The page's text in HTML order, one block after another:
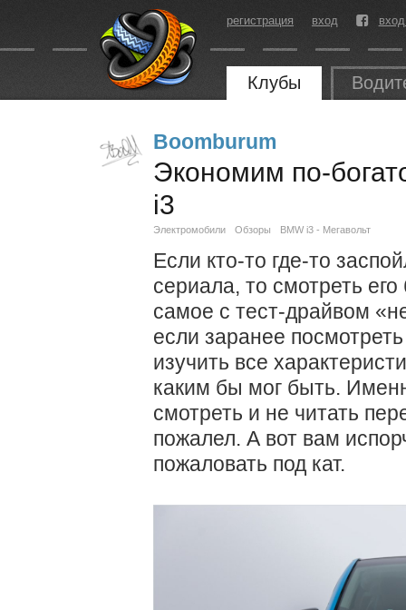
регистрация вход
Клубы
Boomburum
Экономим по-
i3
Электромобили Обзоры BMW i3 - Мегавольт
Если кто-то где-то
сериала, то смотреть
самое с тест-драйвом
если заранее
изучить все
каким бы мог быть.
смотреть и не читать
пожалел. А вот вам
пожаловать под кат.